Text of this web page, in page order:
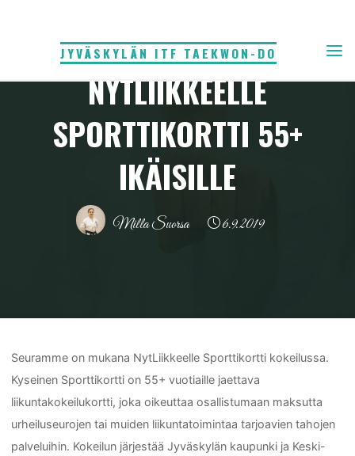
JYVÄSKYLÄN ITF TAEKWON-DO
Tiedote
NYTLIIKKEELLE
SPORTTIKORTTI 55+
IKÄISILLE
Milla Suorsa 6.9.2019
Seuramme on mukana NytLiikkeelle Sporttikortti kokeilussa.
Kyseinen Sporttikortti on 55+ vuotiaille jaettava
liikuntakokeilukortti, joka oikeuttaa osallistumaan maksutta
urheiluseurojen tai muiden liikuntatoimintaa tarjoavien tahojen
palveluihin. Kokeilun järjestää Jyväskylän kaupunki ja Keski-